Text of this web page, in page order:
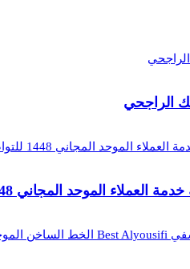
الراجحي
الموحد المجاني 1448 للتواصل والاستفسار